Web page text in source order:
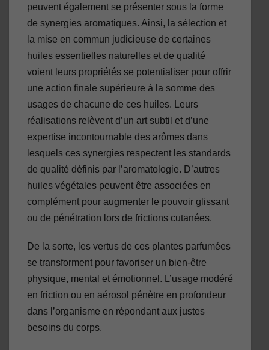
peuvent également se présenter sous la forme
de synergies aromatiques. Ainsi, la sélection et
la mise en commun judicieuse de certaines
huiles essentielles naturelles et de qualité
voient leurs propriétés se potentialiser pour offrir
une action finale supérieure à la somme des
usages de chacune de ces huiles. Leurs
réalisations relèvent d’un art subtil et d’une
expertise incontournable des arômes dans
lesquels ces synergies respectent les standards
de qualité définis par l’aromatologie. D’autres
huiles végétales peuvent être associées en
complément pour augmenter le pouvoir glissant
ou de pénétration lors de frictions cutanées.
De la sorte, les vertus de ces plantes parfumées
se transforment pour favoriser un bien-être
physique, mental et émotionnel. L’usage modéré
en friction ou en aérosol pénètre en profondeur
dans l’organisme en répondant aux justes
besoins du corps.